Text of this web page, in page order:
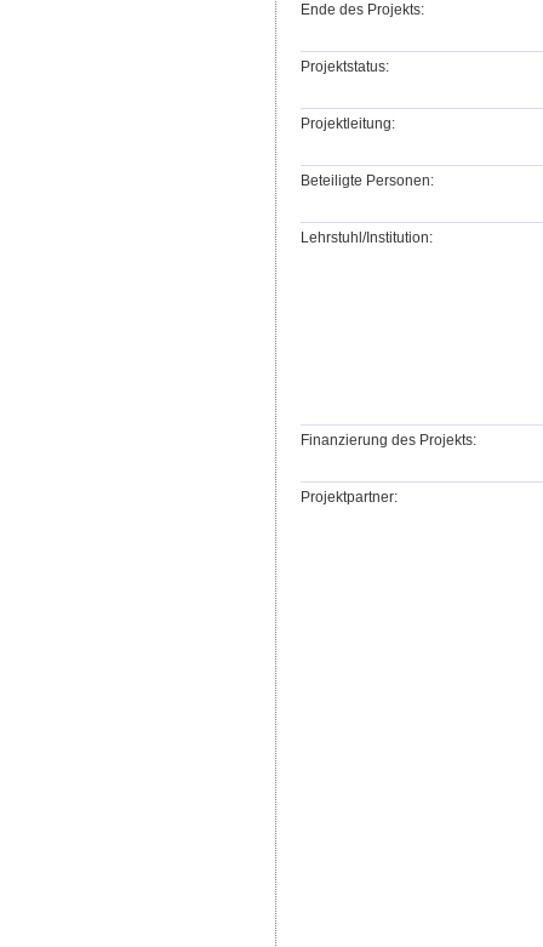
Ende des Projekts:
Projektstatus:
Projektleitung:
Beteiligte Personen:
Lehrstuhl/Institution:
Finanzierung des Projekts:
Projektpartner: